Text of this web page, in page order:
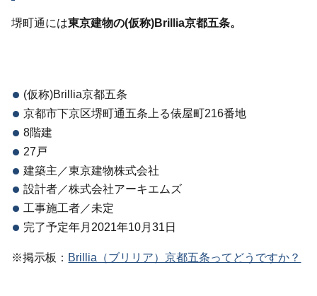
堺町通には東京建物の(仮称)Brillia京都五条。
(仮称)Brillia京都五条
京都市下京区堺町通五条上る俵屋町216番地
8階建
27戸
建築主／東京建物株式会社
設計者／株式会社アーキエムズ
工事施工者／未定
完了予定年月2021年10月31日
※掲示板： Brillia（ブリリア）京都五条ってどうですか？